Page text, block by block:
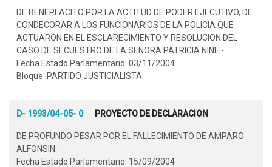
DE BENEPLACITO POR LA ACTITUD DE PODER EJECUTIVO, DE
CONDECORAR A LOS FUNCIONARIOS DE LA POLICIA QUE
ACTUARON EN EL ESCLARECIMIENTO Y RESOLUCION DEL
CASO DE SECUESTRO DE LA SEÑORA PATRICIA NINE.-.
Fecha Estado Parlamentario: 03/11/2004
Bloque: PARTIDO JUSTICIALISTA
D- 1993/04-05- 0 PROYECTO DE DECLARACION
DE PROFUNDO PESAR POR EL FALLECIMIENTO DE AMPARO
ALFONSIN.-.
Fecha Estado Parlamentario: 15/09/2004